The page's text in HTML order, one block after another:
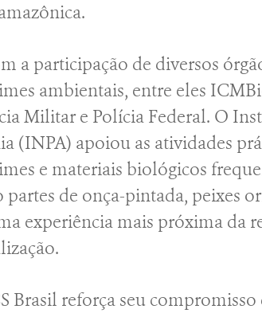
a participação de diversos
ambientais, entre eles
Militar e Polícia Federal. O
(INPA) apoiou as atividades
e materiais biológicos
de onça-pintada, peixes
experiência mais próxima da
Brasil reforça seu